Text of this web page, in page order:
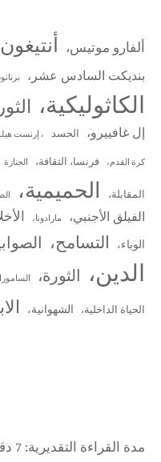
ألفارو موتيس، أنتيغون
بنديكت السادس عشر،
الكاثوليكية،
إل غافييرو، الحسد ، إرنست
كرة القدم، فرنسا، الثقافة، الجنازة
المقابلة، الحميمية،
الفيلق الأجنبي، مارادونا،
الوباء، التسامح،
الدين، الثورة،
الحياة الداخلية، الشهوانية،
مدة القراءة التقديرية: